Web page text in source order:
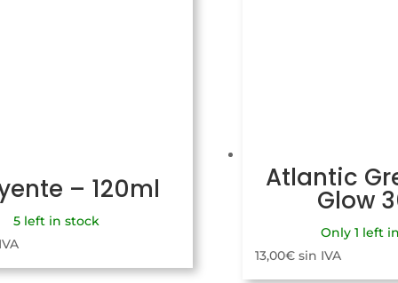
– 120ml
5 left in stock
Atlantic
Glow
Only 1 left
13,00€ sin IVA